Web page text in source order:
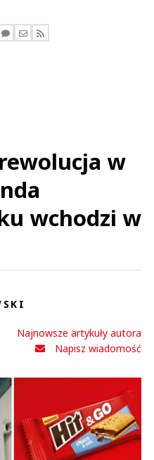
0
0
w
wchodzi w
Najnowsze artykuły autora
Napisz wiadomość